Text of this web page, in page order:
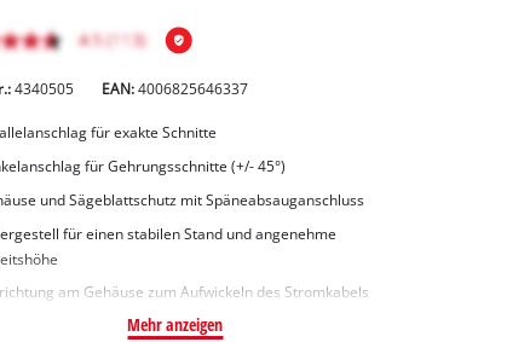
4340505 EAN:4006825646337
für exakte Schnitte
für Gehrungsschnitte (+/- 45°)
und Sägeblattschutz mit Späneabsauganschluss
für einen stabilen Stand und angenehme
am Gehäuse zum Aufwickeln des Stromkabels
Mehr anzeigen